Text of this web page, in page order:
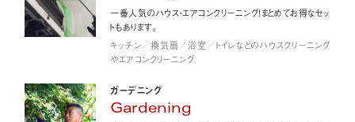
一番人気のハウス・エアコンクリーニング！まとめてお得なセッ
トもあります。
キッチン／換気扇／浴室／トイレなどのハウスクリーニング
やエアコンクリーニング
ガーデニング
Gardening